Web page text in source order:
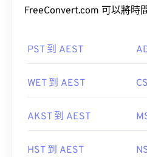
FreeConvert.com 可以將時
PST 到 AEST
WET 到 AEST
AKST 到 AEST
HST 到 AEST